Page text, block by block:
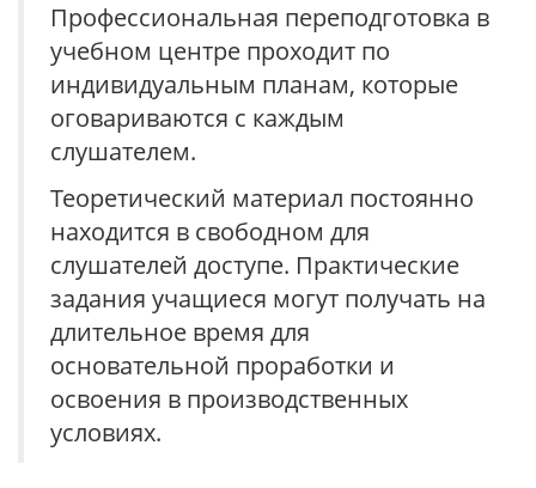
Профессиональная переподготовка в
учебном центре проходит по
индивидуальным планам, которые
оговариваются с каждым
слушателем.
Теоретический материал постоянно
находится в свободном для
слушателей доступе. Практические
задания учащиеся могут получать на
длительное время для
основательной проработки и
освоения в производственных
условиях.